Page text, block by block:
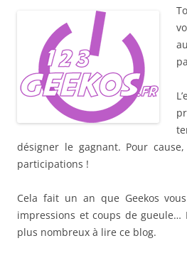
désigner le gagnant. Pour
participations !
Cela fait un an que Geekos
impressions et coups de gueule…
plus nombreux à lire ce blog.